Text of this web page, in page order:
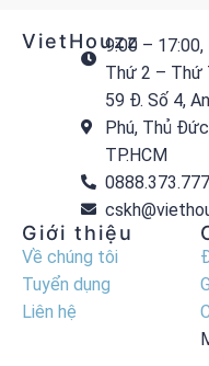
VietHouzz9:00 – 17:00,
Thứ 2 – Thứ
59 Đ. Số 4, An
Phú, Thủ
TP.HCM
0888.373.777
Giới thiệu
Về chúng tôi
Tuyển dụng
Liên hệ